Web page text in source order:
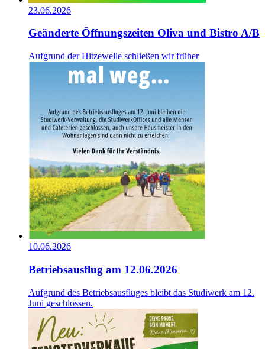
23.06.2026
Geänderte Öffnungszeiten Oliva und Bistro A/B
Aufgrund der Hitzewelle schließen wir früher
10.06.2026
Betriebsausflug am 12.06.2026
Aufgrund des Betriebsausfluges bleibt das Studiwerk am 12.
Juni geschlossen.